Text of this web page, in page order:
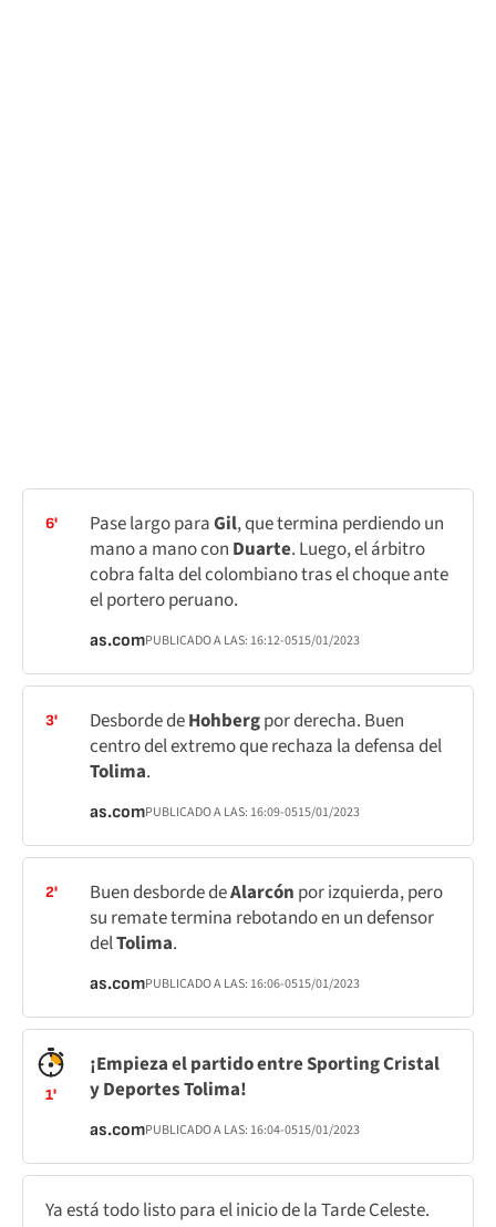
6' Pase largo paraGil, que termina perdiendo un
mano a mano con Duarte. Luego, el árbitro
cobra falta del colombiano tras el choque ante
el portero peruano.
as.comPUBLICADO A LAS: 16:12-0515/01/2023
3' Desborde deHohbergpor derecha. Buen
centro del extremo que rechaza la defensa del
Tolima.
as.comPUBLICADO A LAS: 16:09-0515/01/2023
2' Buen desborde deAlarcón por izquierda, pero
su remate termina rebotando en un defensor
delTolima.
as.comPUBLICADO A LAS: 16:06-0515/01/2023
1'
¡Empieza el partido entre Sporting Cristal
y Deportes Tolima!
as.comPUBLICADO A LAS: 16:04-0515/01/2023
Ya está todo listo para el inicio de la Tarde Celeste.